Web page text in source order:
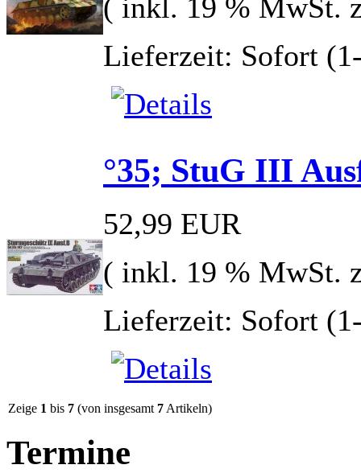
( inkl. 19 % MwSt.
Lieferzeit: Sofort
°35; StuG III
52,99 EUR
( inkl. 19 % MwSt.
Lieferzeit: Sofort
Zeige 1 bis 7 (von insgesamt 7 Artikeln)
Termine